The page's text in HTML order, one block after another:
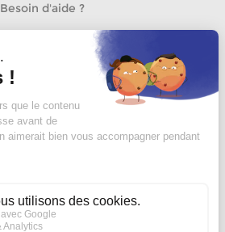
Besoin d'aide ?
Nous répondons à vos questions
du lundi au vendredi de 9h30 à 17h
Nous contacter